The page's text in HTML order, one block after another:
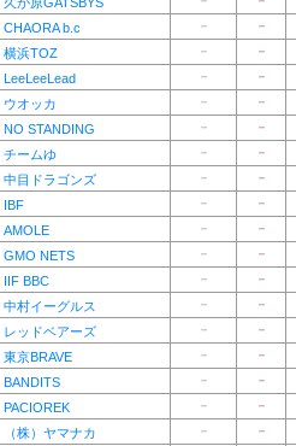
CHAORA b.c －
－
横浜TOZ －
－
LeeLeeLead －
－
ウオッカ －
－
NO STANDING －
－
チームゆ －
－
中目ドラゴンズ －
－
IBF －
－
AMOLE －
－
GMO NETS －
－
IIF BBC －
－
中村イーグルス －
－
レッドベアーズ －
－
東京BRAVE －
－
BANDITS －
－
PACIOREK －
－
（株）ヤマナカ － －